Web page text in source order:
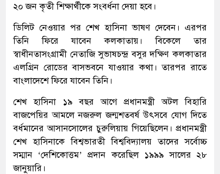
২০ জন কৃতী শিক্ষার্থীকে সংবর্ধনা দেয়া হবে।
ডিলিট নেওয়ার পর শেখ হাসিনা ভাষণ দেবেন। এরপর
তিনি ফিরে যাবেন কলকাতায়। বিকেলে তার
স্বাধীনতাসংগ্রামী নেতাজি সুভাষচন্দ্র বসুর দক্ষিণ কলকাতার
এলগ্রিন রোডের বাসভবনে যাওয়ার কথা। তারপর রাতে
বাংলাদেশে ফিরে যাবেন তিনি।
শেখ হাসিনা ১৯ বছর আগে প্রধানমন্ত্রী অটল বিহারি
বাজপেয়ির আমলে নজরুল জন্মশতবর্ষ উৎসবে যোগ দিতে
বর্ধমানের আসানসোলের চুরুলিয়ায় গিয়েছিলেন। প্রধানমন্ত্রী
শেখ হাসিনাকে বিশ্বভারতী বিশ্ববিদ্যালয় তাদের সর্বোচ্চ
সম্মান ‘দেশিকোত্তম’ প্রদান করেছিল ১৯৯৯ সালের ২৮
জানুয়ারি।